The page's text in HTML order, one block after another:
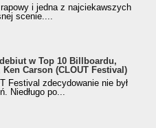
i jedna z najciekawszych
scenie....
w Top 10 Billboardu,
Carson (CLOUT Festival)
Festival zdecydowanie nie był
Niedługo po...